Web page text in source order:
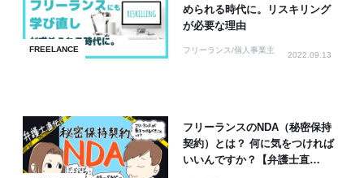
FREELANCE
められる時代に。リスキリング
が必要な理由
フリーランス/個人事業主
2022.09.13
フリーランスのNDA（秘密保持
契約）とは？ 何に気をつければ
いいんですか？【弁護士直